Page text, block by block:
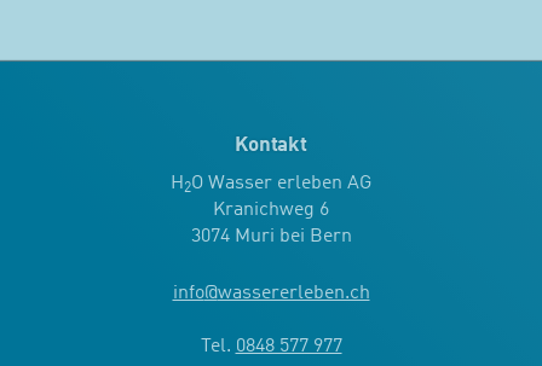
Kontakt
H2O Wasser erleben AG
Kranichweg 6
3074 Muri bei Bern
info@wassererleben.ch
Tel. 0848 577 977